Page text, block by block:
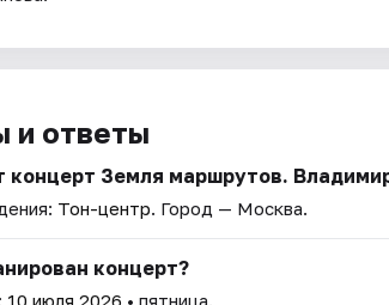
и ответы
концерт Земля маршрутов.
Тон-центр. Город — Москва.
концерт?
10 июля 2026 • пятница.